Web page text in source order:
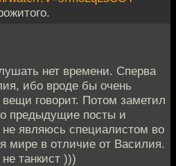
нет времени. Сперва
ибо вроде бы очень
говорит. Потом заметил
предыдущие посты и
являюсь специалистом во
мире в отличие от Василия.
танкист )))